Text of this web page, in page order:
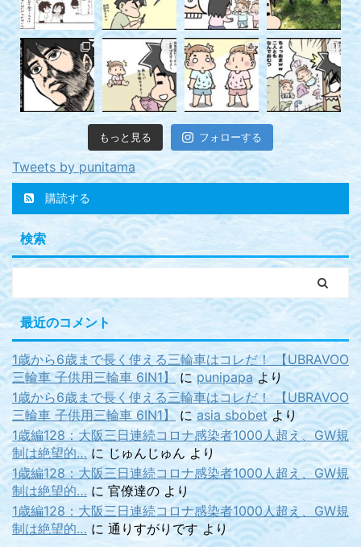
もっと見る フォローする
Tweets by punitama
購読する
検索
最近のコメント
1歳から6歳まで長く使える三輪車はコレだ！ 【UBRAVOO
三輪車 子供用三輪車 6IN1】 にpunipapaより
1歳から6歳まで長く使える三輪車はコレだ！ 【UBRAVOO
三輪車 子供用三輪車 6IN1】に asia sbobetより
1歳編128：大阪三日連続コロナ感染者1000人超え、GW規
制は絶望的… に じゅんじゅん より
1歳編128：大阪三日連続コロナ感染者1000人超え、GW規
制は絶望的… に 官僚達の より
1歳編128：大阪三日連続コロナ感染者1000人超え、GW規
制は絶望的… に 通りすがりですより